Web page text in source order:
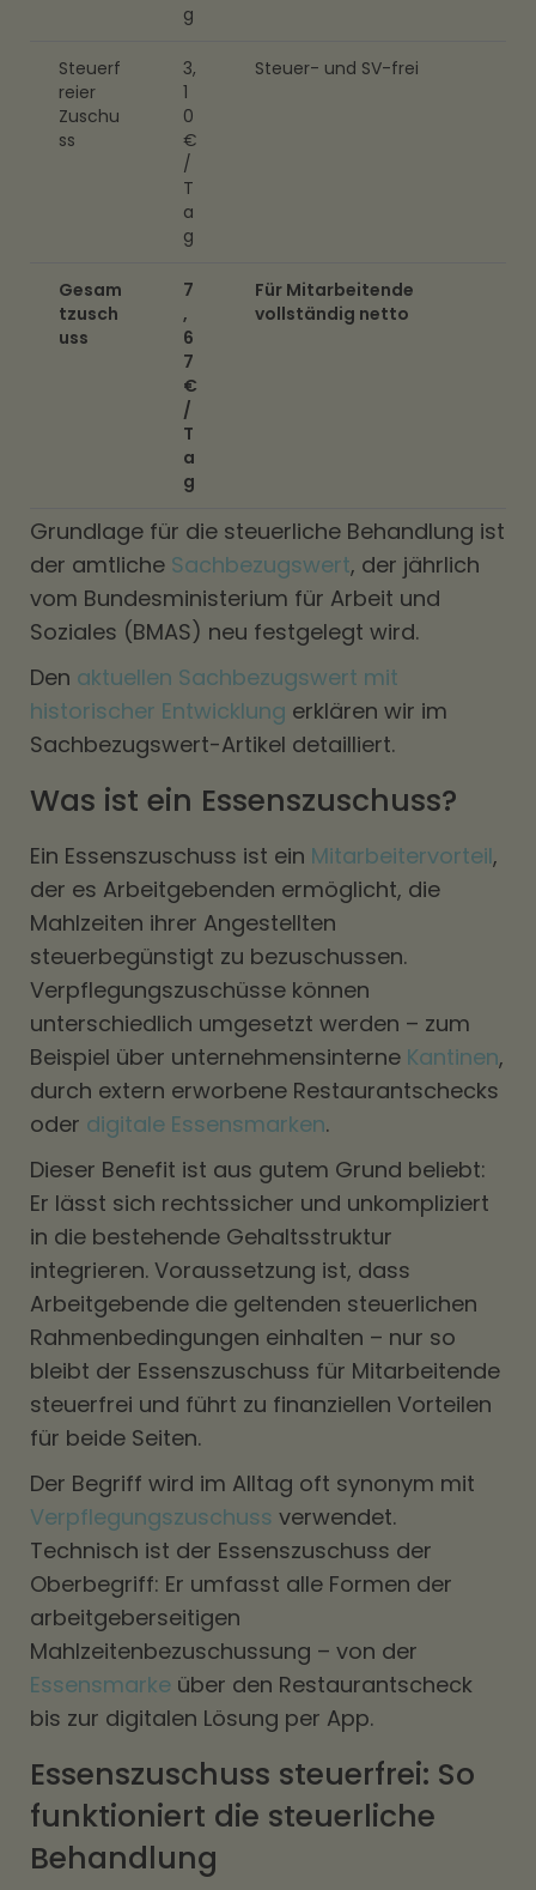
g
Steuerf
reier
Zuschu
ss
3,
1
0
€
/
T
a
g
Steuer- und SV-frei
Gesam
tzusch
uss
7
,
6
7
€
/
T
a
g
Für Mitarbeitende
vollständig netto
Grundlage für die steuerliche Behandlung ist
der amtliche Sachbezugswert, der jährlich
vom Bundesministerium für Arbeit und
Soziales (BMAS) neu festgelegt wird.
Den aktuellen Sachbezugswert mit
historischer Entwicklung erklären wir im
Sachbezugswert-Artikel detailliert.
Was ist ein Essenszuschuss?
Ein Essenszuschuss ist ein Mitarbeitervorteil,
der es Arbeitgebenden ermöglicht, die
Mahlzeiten ihrer Angestellten
steuerbegünstigt zu bezuschussen.
Verpflegungszuschüsse können
unterschiedlich umgesetzt werden – zum
Beispiel über unternehmensinterne Kantinen,
durch extern erworbene Restaurantschecks
oder digitale Essensmarken.
Dieser Benefit ist aus gutem Grund beliebt:
Er lässt sich rechtssicher und unkompliziert
in die bestehende Gehaltsstruktur
integrieren. Voraussetzung ist, dass
Arbeitgebende die geltenden steuerlichen
Rahmenbedingungen einhalten – nur so
bleibt der Essenszuschuss für Mitarbeitende
steuerfrei und führt zu finanziellen Vorteilen
für beide Seiten.
Der Begriff wird im Alltag oft synonym mit
Verpflegungszuschuss verwendet.
Technisch ist der Essenszuschuss der
Oberbegriff: Er umfasst alle Formen der
arbeitgeberseitigen
Mahlzeitenbezuschussung – von der
Essensmarke über den Restaurantscheck
bis zur digitalen Lösung per App.
Essenszuschuss steuerfrei: So
funktioniert die steuerliche
Behandlung